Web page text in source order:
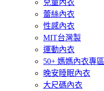
兒童內衣
蕾絲內衣
性感內衣
MIT台灣製
運動內衣
50+ 媽媽內衣專區
晚安睡眠內衣
大尺碼內衣